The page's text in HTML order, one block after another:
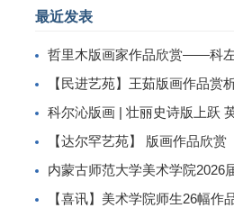
最近发表
哲里木版画家作品欣赏——科左中旗版画家李
【民进艺苑】王茹版画作品赏
科尔沁版画 | 壮丽史诗版上跃 英雄
【达尔罕艺苑】 版画作品欣赏
内蒙古师范大学美术学院2026届本科生毕业作品展美术学专业
【喜讯】美术学院师生26幅作品入选第二届内蒙古自治区